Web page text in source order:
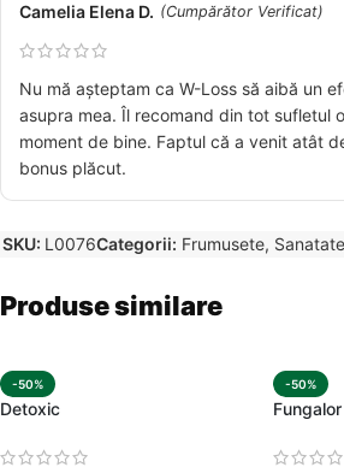
Camelia Elena D. (Cumpărător Verificat)
Nu mă așteptam ca W-Loss să aibă un
asupra mea. Îl recomand din tot sufletul
moment de bine. Faptul că a venit atât
bonus plăcut.
SKU: L0076Categorii: Frumusete, Sanatate
Produse similare
-50%
Detoxic
-50%